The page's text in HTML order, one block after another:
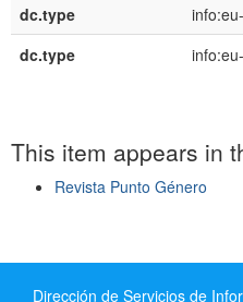
dc.type
dc.type
This item appears in
Revista Punto Género
Dirección de Servicios de